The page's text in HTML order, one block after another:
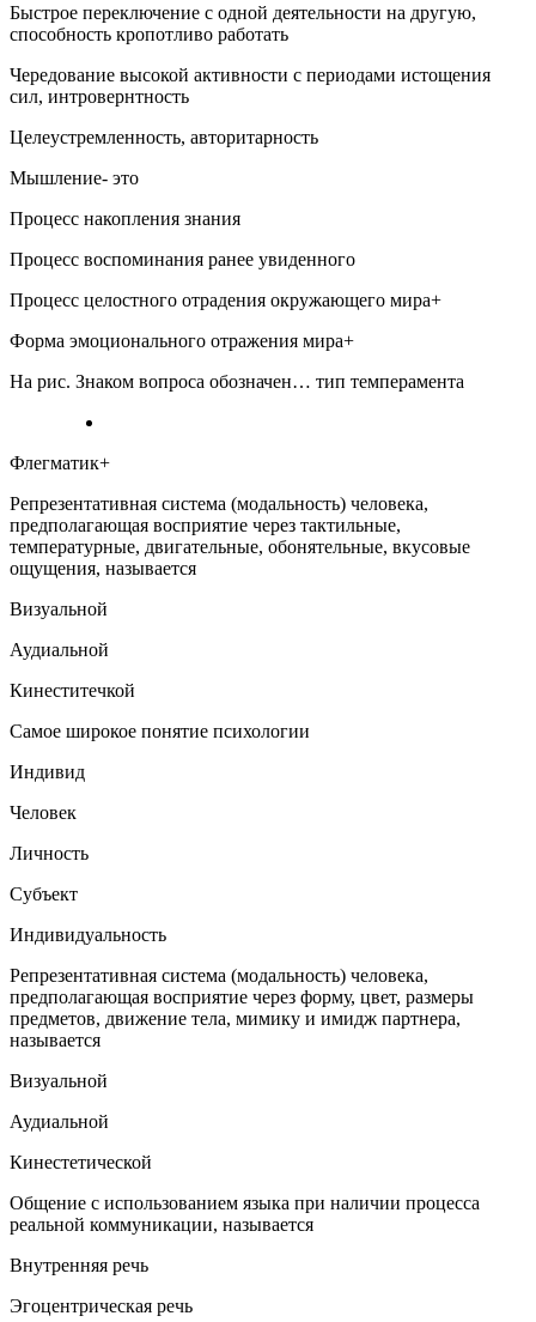
Быстрое переключение с одной деятельности на другую,
способность кропотливо работать
Чередование высокой активности с периодами истощения
сил, интровернтность
Целеустремленность, авторитарность
Мышление- это
Процесс накопления знания
Процесс воспоминания ранее увиденного
Процесс целостного отрадения окружающего мира+
Форма эмоционального отражения мира+
На рис. Знаком вопроса обозначен… тип темперамента
Флегматик+
Репрезентативная система (модальность) человека,
предполагающая восприятие через тактильные,
температурные, двигательные, обонятельные, вкусовые
ощущения, называется
Визуальной
Аудиальной
Кинеститечкой
Самое широкое понятие психологии
Индивид
Человек
Личность
Субъект
Индивидуальность
Репрезентативная система (модальность) человека,
предполагающая восприятие через форму, цвет, размеры
предметов, движение тела, мимику и имидж партнера,
называется
Визуальной
Аудиальной
Кинестетической
Общение с использованием языка при наличии процесса
реальной коммуникации, называется
Внутренняя речь
Эгоцентрическая речь